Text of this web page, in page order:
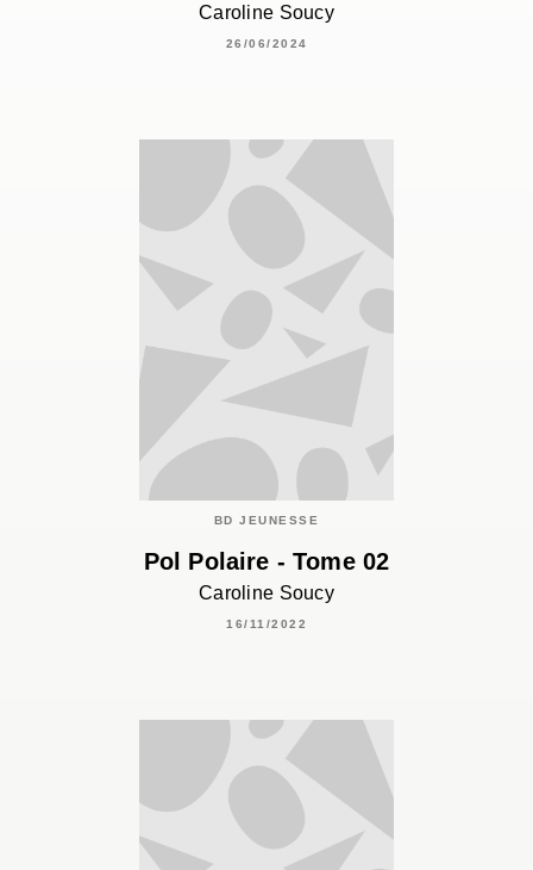
Caroline Soucy
26/06/2024
BD JEUNESSE
Pol Polaire - Tome 02
Caroline Soucy
16/11/2022